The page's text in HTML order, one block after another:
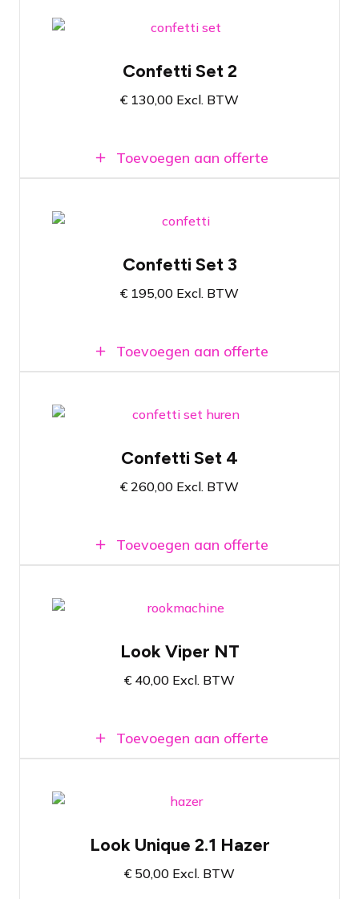
Spetterend effect voor jouw evenement
Alle benodigde materialen in één set
Confetti Set 2
€ 130,00 Excl. BTW
Toevoegen aan offerte
Spetterend effect voor jouw evenement
Alle benodigde materialen in één set
Confetti Set 3
€ 195,00 Excl. BTW
Toevoegen aan offerte
Spetterend effect voor jouw evenement
Alle benodigde materialen in één set
Confetti Set 4
€ 260,00 Excl. BTW
Toevoegen aan offerte
Veel rookoutput
Inclusief 5 liter rookvloeistof
Look Viper NT
€ 40,00 Excl. BTW
Toevoegen aan offerte
Lichte nevel zonder storende dikke rook
Inclusief 2 liter hazervloeistof
Look Unique 2.1 Hazer
€ 50,00 Excl. BTW